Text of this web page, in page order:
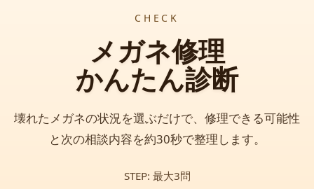
CHECK
メガネ修理
かんたん診断
壊れたメガネの状況を選ぶだけで、修理できる可能性
と次の相談内容を約30秒で整理します。
STEP: 最大3問